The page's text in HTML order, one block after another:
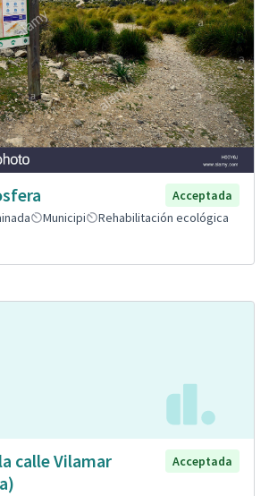
Acceptada
Municipi
Rehabilitación ecológica
calle Vilamar
Acceptada